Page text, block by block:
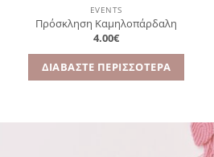
EVENTS
Πρόσκληση Καμηλοπάρδαλη
4.00€
ΔΙΑΒΆΣΤΕ ΠΕΡΙΣΣΌΤΕΡΑ